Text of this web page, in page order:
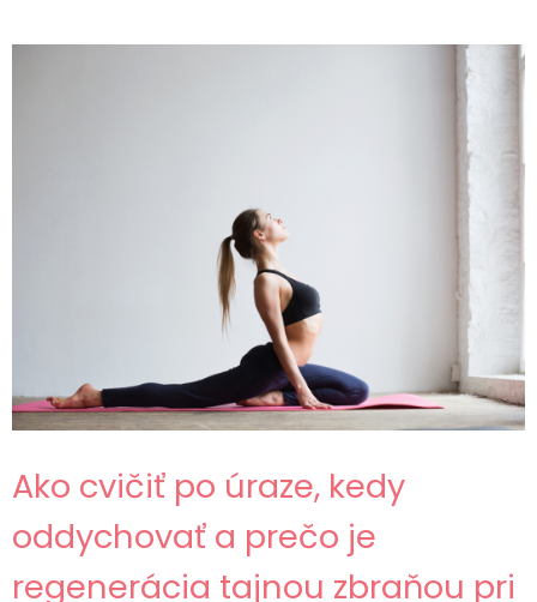
Ako cvičiť po úraze, kedy
oddychovať a prečo je
regenerácia tajnou zbraňou pri